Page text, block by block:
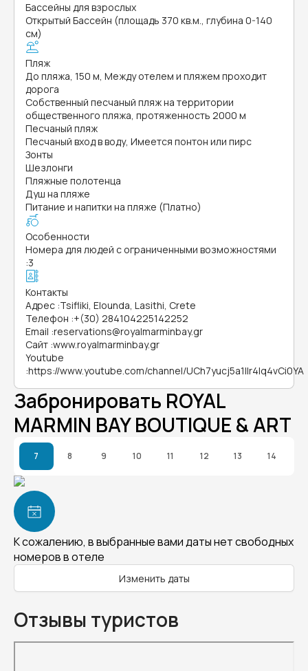
Бассейны для взрослых
Открытый Бассейн (площадь 370 кв.м., глубина 0-140
см)
Пляж
До пляжа, 150 м, Между отелем и пляжем проходит
дорога
Собственный песчаный пляж на территории
общественного пляжа, протяженность 2000 м
Песчаный пляж
Песчаный вход в воду, Имеется понтон или пирс
Зонты
Шезлонги
Пляжные полотенца
Душ на пляже
Питание и напитки на пляже (Платно)
Особенности
Номера для людей с ограниченными возможностями
:3
Контакты
Адрес :Tsifliki, Elounda, Lasithi, Crete
Телефон :+(30) 284104225142252
Email :reservations@royalmarminbay.gr
Сайт :www.royalmarminbay.gr
Youtube
:https://www.youtube.com/channel/UCh7yucj5a1IIr4Iq4vCi0YA
Забронировать ROYAL
MARMIN BAY BOUTIQUE & ART
7 8 9 10 11 12 13 14
К сожалению, в выбранные вами даты нет свободных
номеров в отеле
Изменить даты
Отзывы туристов